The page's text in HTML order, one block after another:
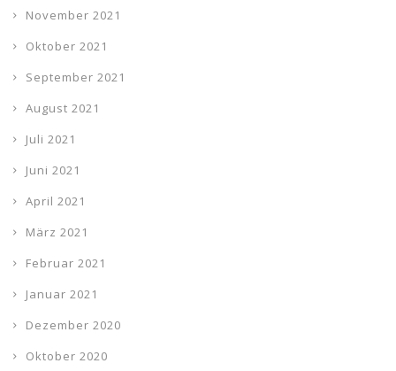
November 2021
Oktober 2021
September 2021
August 2021
Juli 2021
Juni 2021
April 2021
März 2021
Februar 2021
Januar 2021
Dezember 2020
Oktober 2020